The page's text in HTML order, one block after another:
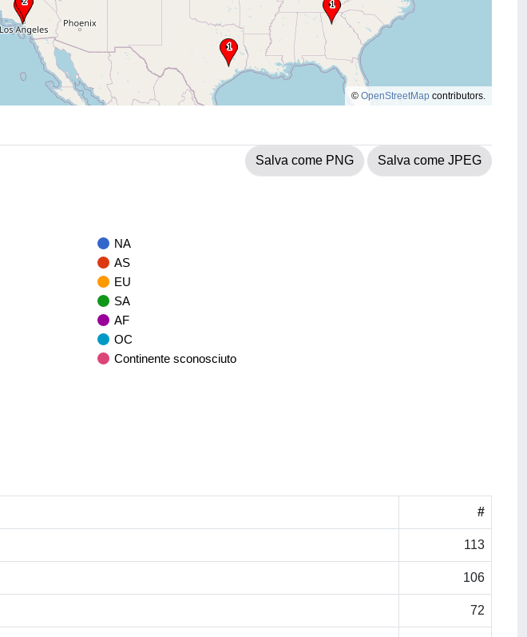
© OpenStreetMap contributors.
Salva come PNG Salva come JPEG
NA
AS
EU
SA
AF
OC
Continente sconosciuto
#
113
106
72